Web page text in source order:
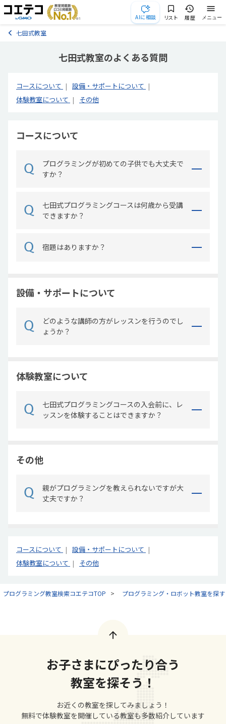
AIに相談 リスト 履歴 メニュー
七田式教室
七田式教室のよくある質問
コースについて
設備・サポートについて
体験教室について
その他
コースについて
プログラミングが初めての子供でも大丈夫で
すか？
七田式プログラミングコースは何歳から受講
できますか？
宿題はありますか？
設備・サポートについて
どのような講師の方がレッスンを行うのでし
ょうか？
体験教室について
七田式プログラミングコースの入会前に、レ
ッスンを体験することはできますか？
その他
親がプログラミングを教えられないですが大
丈夫ですか？
コースについて
設備・サポートについて
体験教室について
その他
プログラミング教室検索コエテコTOP プログラミング・ロボット教室を探す
お子さまにぴったり合う
教室を探そう！
お近くの教室を探してみましょう！
無料で体験教室を開催している教室も多数紹介しています